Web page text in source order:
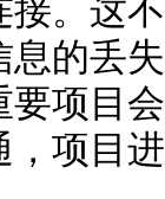
接。这
的丢
项目
项目